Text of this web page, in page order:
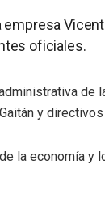
oficiales.
de
y
la economía y